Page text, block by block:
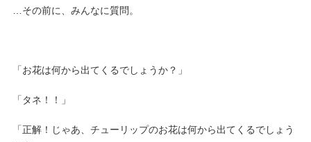
…その前に、みんなに質問。
「お花は何から出てくるでしょうか？」
「タネ！！」
「正解！じゃあ、チューリップのお花は何から出てくるでしょう